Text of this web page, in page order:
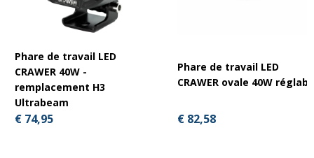
Phare de travail LED
CRAWER 40W -
remplacement H3
Ultrabeam
€ 74,95
Phare de travail LED
CRAWER ovale 40W
€ 82,58